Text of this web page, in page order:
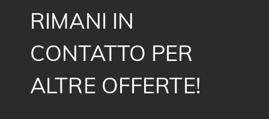
RIMANI IN
CONTATTO PER
ALTRE OFFERTE!